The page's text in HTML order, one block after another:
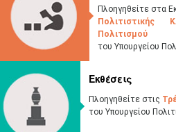
Πλοηγηθείτε στα
Πολιτιστικής
Πολιτισμού
του Υπουργείου
Εκθέσεις​​
Πλοηγηθείτε στις
του Υπουργ​είου